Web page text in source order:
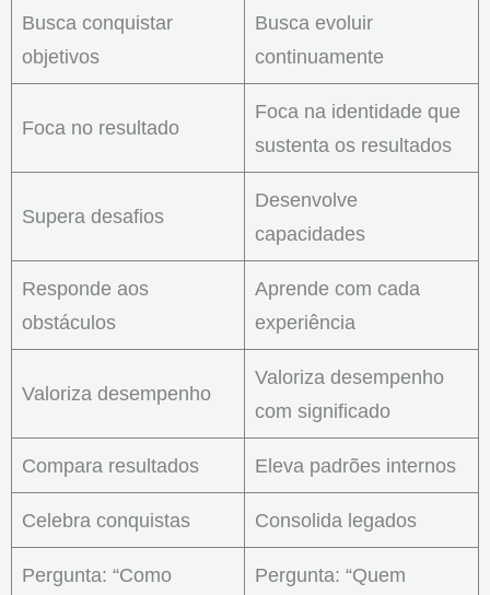
Busca conquistar
objetivos
Busca evoluir
continuamente
Foca no resultado
Foca na identidade que
sustenta os resultados
Supera desafios
Desenvolve
capacidades
Responde aos
obstáculos
Aprende com cada
experiência
Valoriza desempenho
Valoriza desempenho
com significado
Compara resultados Eleva padrões internos
Celebra conquistas Consolida legados
Pergunta: “Como
Pergunta: “Quem